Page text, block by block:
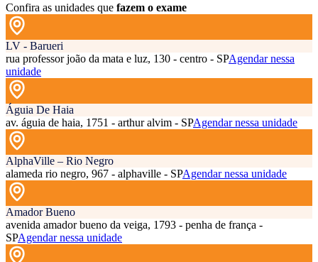
Confira as unidades que fazem o exame
LV - Barueri
rua professor joão da mata e luz, 130 - centro - SPAgendar nessa
unidade
Águia De Haia
av. águia de haia, 1751 - arthur alvim - SPAgendar nessa unidade
AlphaVille – Rio Negro
alameda rio negro, 967 - alphaville - SPAgendar nessa unidade
Amador Bueno
avenida amador bueno da veiga, 1793 - penha de frança -
SPAgendar nessa unidade